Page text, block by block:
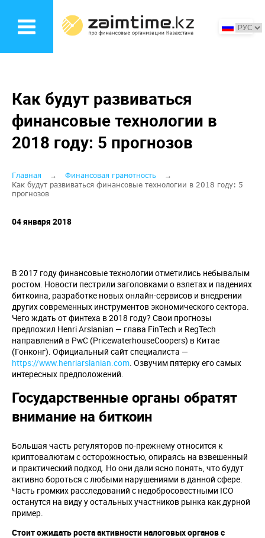
основному
Как будут развиваться
финансовые технологии в
2018 году: 5 прогнозов
Строка
навигации
Главная
Финансовая грамотность
Как будут развиваться финансовые технологии в 2018 году: 5
прогнозов
04 января 2018
В 2017 году финансовые технологии отметились небывалым
ростом. Новости пестрили заголовками о взлетах и падениях
биткоина, разработке новых онлайн-сервисов и внедрении
других современных инструментов экономического сектора.
Чего ждать от финтеха в 2018 году? Свои прогнозы
предложил Henri Arslanian — глава FinTech и RegTech
направлений в PwC (PricewaterhouseCoopers) в Китае
(Гонконг). Официальный сайт специалиста —
https://www.henriarslanian.com. Озвучим пятерку его самых
интересных предположений.
Государственные органы обратят
внимание на биткоин
Большая часть регуляторов по-прежнему относится к
криптовалютам с осторожностью, опираясь на взвешенный
и практический подход. Но они дали ясно понять, что будут
активно бороться с любыми нарушениями в данной сфере.
Часть громких расследований с недобросовестными ICO
останутся на виду у остальных участников рынка как дурной
пример.
Стоит ожидать роста активности налоговых органов с